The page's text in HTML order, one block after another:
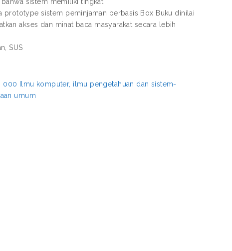
prototype sistem peminjaman berbasis Box Buku dinilai
akses dan minat baca masyarakat secara lebih
SUS
000 Ilmu komputer, ilmu pengetahuan dan sistem-
umum